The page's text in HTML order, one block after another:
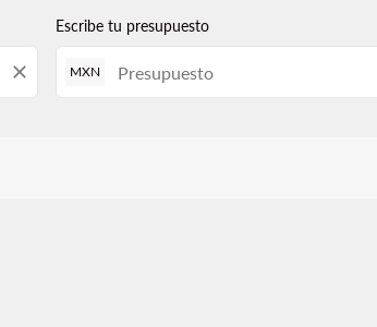
close
Escribe tu presupuesto
MXN